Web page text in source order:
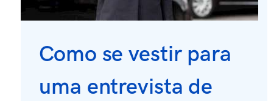
Como se vestir para
uma entrevista de